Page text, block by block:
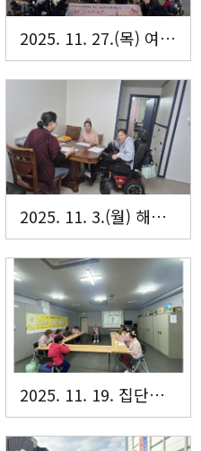
2025. 11. 27.(목) 여성장애인 자조모임 에델바이스 11월 활동 진행
2025. 11. 3.(월) 해내리홈 가족회의
2025. 11. 19. 집단동료상담 정기과정